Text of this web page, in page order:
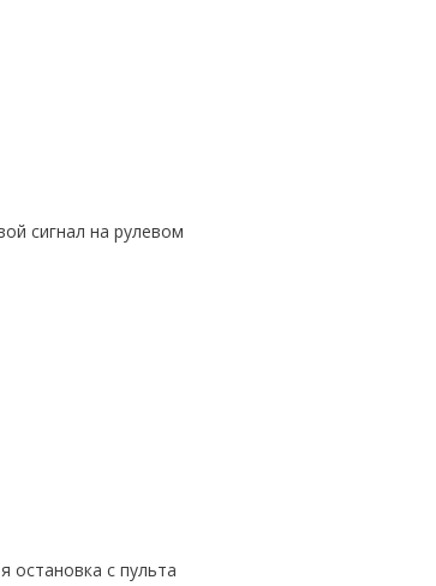
сигнал на рулевом
остановка с пульта